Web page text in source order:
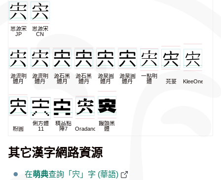
思源宋
JP
思源宋
CN
源流明
體月
源流明
體丹
源石黑
體月
源石黑
體丹
源泉圓
體月
源泉圓
體丹
一點明
體
芫荽 KleeOne
粉圓
俐方體
11
精品點
陣7
Oradano
饅頭黑
體
其它漢字網路資源
在萌典查詢「宍」字 (華語)